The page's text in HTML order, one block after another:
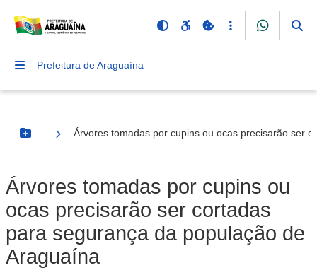
Prefeitura de Araguaína
Botão Menu
Árvores tomadas por cupins ou ocas precisarão ser
Árvores tomadas por cupins ou
ocas precisarão ser cortadas
para segurança da população de
Araguaína